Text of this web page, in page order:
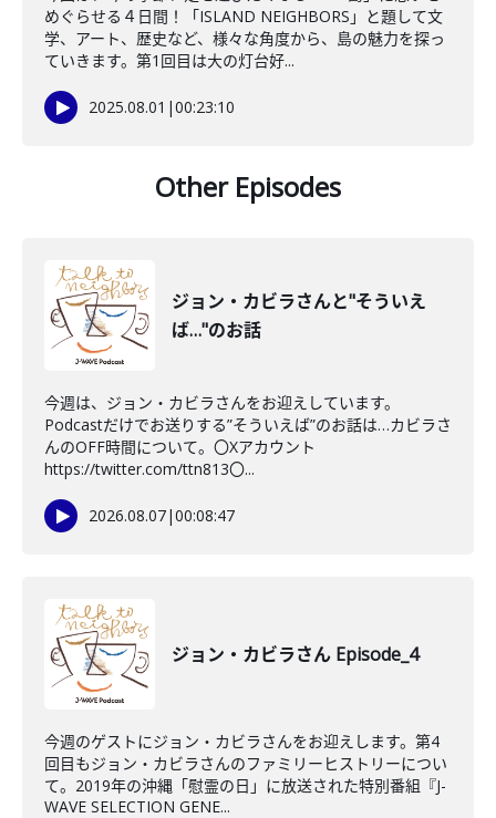
めぐらせる４日間！「ISLAND NEIGHBORS」と題して文
学、アート、歴史など、様々な角度から、島の魅力を探っ
ていきます。第1回目は大の灯台好...
2025.08.01 |00:23:10
Other Episodes
ジョン・カビラさんと"そういえ
ば…"のお話
今週は、ジョン・カビラさんをお迎えしています。
Podcastだけでお送りする”そういえば”のお話は…カビラさ
んのOFF時間について。〇Xアカウント
https://twitter.com/ttn813〇...
2026.08.07|00:08:47
ジョン・カビラさん Episode_4
今週のゲストにジョン・カビラさんをお迎えします。第4
回目もジョン・カビラさんのファミリーヒストリーについ
て。2019年の沖縄「慰霊の日」に放送された特別番組『J-
WAVE SELECTION GENE...